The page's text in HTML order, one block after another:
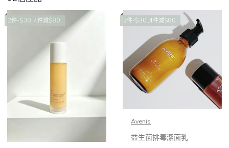
2件-$30 ,4件減$80 2件-$30 ,4件減$80
Avenis
益生菌排毒潔面乳